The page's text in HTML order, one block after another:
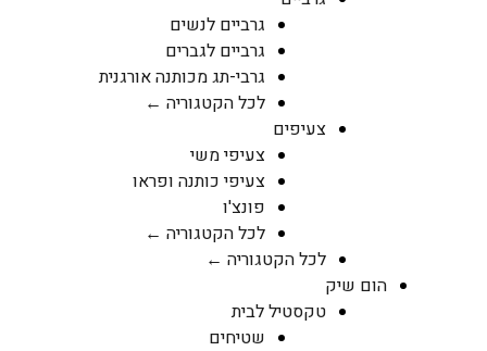
גרביים לנשים
גרביים לגברים
גרבי-תג מכותנה אורגנית
לכל הקטגוריה ←
צעיפים
צעיפי משי
צעיפי כותנה ופראו
פונצ'ו
לכל הקטגוריה ←
לכל הקטגוריה ←
הום שיק
טקסטיל לבית
שטיחים